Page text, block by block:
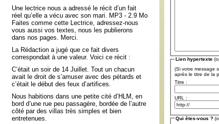
Une lectrice nous a adressé le récit d’un fait
réel qu’elle a vécu avec son mari. MP3 - 2.9 Mo
Faites comme cette Lectrice, adressez-nous
vous aussi vos textes, nous les publierons
dans nos pages. Merci.
La Rédaction a jugé que ce fait divers
correspondait à une valeur. Voici ce récit :
C’était un soir de 14 Juillet. Tout un chacun
avait le droit de s’amuser avec des pétards et
c’était le début des feux d’artifices.
Nous habitions dans une petite cité d’HLM, en
bord d’une rue peu passagère, bordée de l’autre
côté par des villas très simples et bien
entretenues.
Lien hypertexte
(Si votre message
après le titre de la
Titre :
URL :
Qui êtes-vous ?